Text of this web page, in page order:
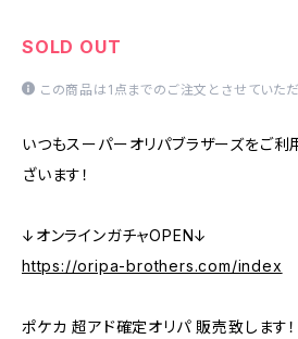
SOLD OUT
この商品は1点までのご注文とさせていただ
いつもスーパーオリパブラザーズをご利
ざいます！
↓オンラインガチャOPEN↓
https://oripa-brothers.com/index
ポケカ 超アド確定オリパ 販売致します！